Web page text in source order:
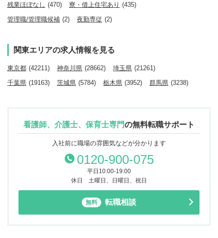
残業ほぼなし (470) 寮・借上住宅あり (435)
管理職/管理職候補 (2) 夜勤専従 (2)
関東エリアの求人情報を見る
東京都 (42211) 神奈川県 (28662) 埼玉県 (21261)
千葉県 (19163) 茨城県 (5784) 栃木県 (3952) 群馬県 (3238)
看護師、介護士、保育士専門の無料転職サポート
入社前に職場の雰囲気などが分かります
0120-900-075
平日10:00-19:00
休日 土曜日、日曜日、祝日
無料 転職相談